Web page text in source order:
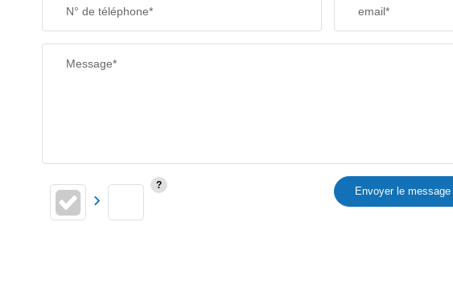
RESTAURANTS ET CAFÉS COMMERCES
N° de téléphone* email*
Message*
Envoyer le message